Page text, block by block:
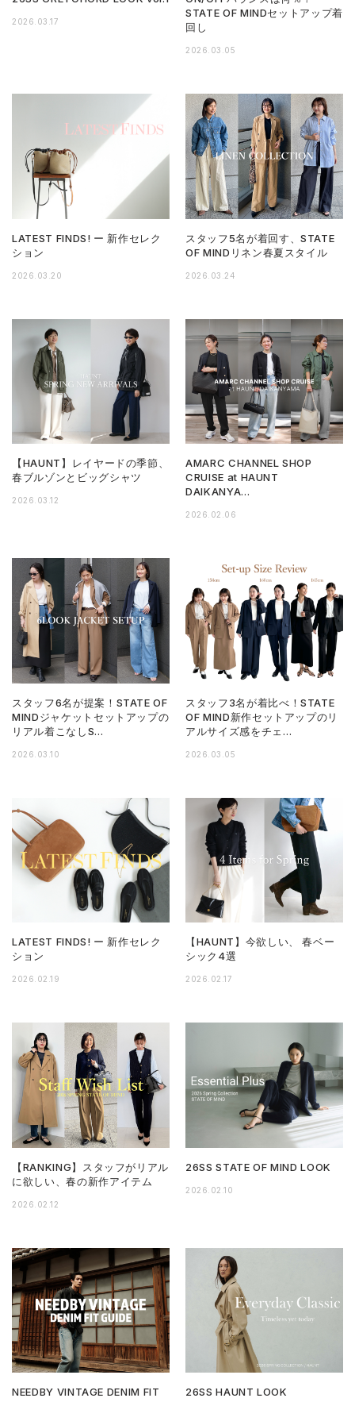
2026.03.17
STATE OF MINDセットアップ着
回し
2026.03.05
LATEST FINDS! ー 新作セレク
ション
2026.03.20
スタッフ5名が着回す、STATE
OF MINDリネン春夏スタイル
2026.03.24
【HAUNT】レイヤードの季節、
春ブルゾンとビッグシャツ
2026.03.12
AMARC CHANNEL SHOP
CRUISE at HAUNT
DAIKANYA…
2026.02.06
スタッフ6名が提案！STATE OF
MINDジャケットセットアップの
リアル着こなしS…
2026.03.10
スタッフ3名が着比べ！STATE
OF MIND新作セットアップのリ
アルサイズ感をチェ…
2026.03.05
LATEST FINDS! ー 新作セレク
ション
2026.02.19
【HAUNT】今欲しい、 春ベー
シック4選
2026.02.17
【RANKING】スタッフがリアル
に欲しい、春の新作アイテム
2026.02.12
26SS STATE OF MIND LOOK
2026.02.10
NEEDBY VINTAGE DENIM FIT
26SS HAUNT LOOK